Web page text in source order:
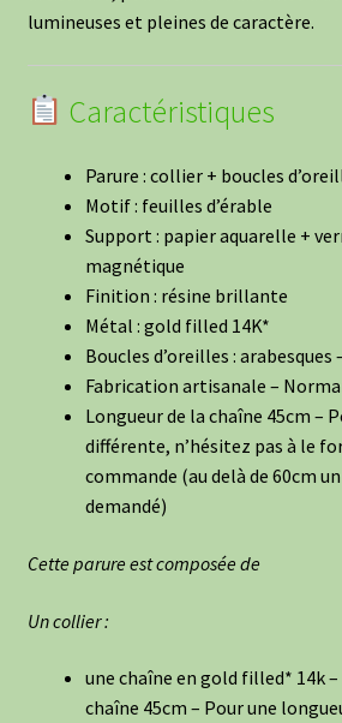
lumineuses et pleines de caractère.
Caractéristiques
Parure : collier + boucles
Motif : feuilles d’érable
Support : papier aquarelle +
magnétique
Finition : résine brillante
Métal : gold filled 14K*
Boucles d’oreilles : arabesques
Fabrication artisanale –
Longueur de la chaîne 45cm –
différente, n’hésitez pas à le
commande (au delà de 60cm
demandé)
Cette parure est composée de
Un collier :
une chaîne en gold filled* 14k
chaîne 45cm – Pour une